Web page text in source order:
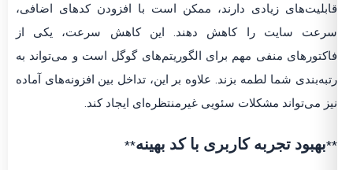
قابلیت‌های زیادی دارند، ممکن است با افزودن کدهای اضافی،
سرعت سایت را کاهش دهند. این کاهش سرعت، یکی از
فاکتورهای منفی مهم برای الگوریتم‌های گوگل است و می‌تواند به
رتبه‌بندی شما لطمه بزند. علاوه بر این، تداخل بین افزونه‌های آماده
نیز می‌تواند مشکلات سئویی غیرمنتظره‌ای ایجاد کند.
**بهبود تجربه کاربری با کد بهینه**